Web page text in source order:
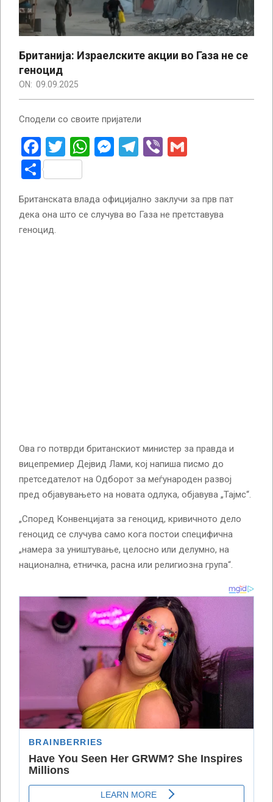
Британија: Израелските акции во Газа не се
геноцид
ON: 09.09.2025
Сподели со своите пријатели
Facebook
Twitter
WhatsApp
Messenger
Telegram
Viber
Share
Британската влада официјално заклучи за прв пат
дека она што се случува во Газа не претставува
геноцид.
Ова го потврди британскиот министер за правда и
вицепремиер Дејвид Лами, кој напиша писмо до
претседателот на Одборот за меѓународен развој
пред објавувањето на новата одлука, објавува „Тајмс“.
„Според Конвенцијата за геноцид, кривичното дело
геноцид се случува само кога постои специфична
„намера за уништување, целосно или делумно, на
национална, етничка, расна или религиозна група“.